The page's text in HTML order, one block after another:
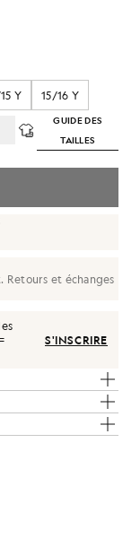
Y
15/16 Y
GUIDE DES
TAILLES
Retours et échanges
S'INSCRIRE